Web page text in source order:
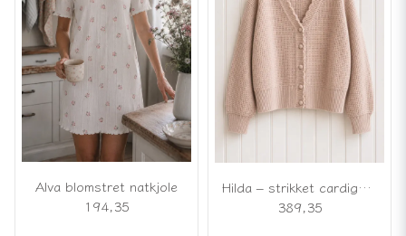
Alva blomstret natkjole
194,35
Hilda – strikket cardigan i puderbeige
389,35